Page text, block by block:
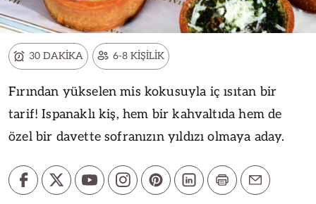
30 DAKİKA 6-8 KİŞİLİK
Fırından yükselen mis kokusuyla iç ısıtan bir
tarif! Ispanaklı kiş, hem bir kahvaltıda hem de
özel bir davette sofranızın yıldızı olmaya aday.